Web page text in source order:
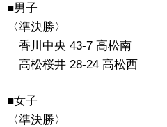
■男子
〈準決勝〉
香川中央 43-7 高松南
高松桜井 28-24 高松西
■女子
〈準決勝〉